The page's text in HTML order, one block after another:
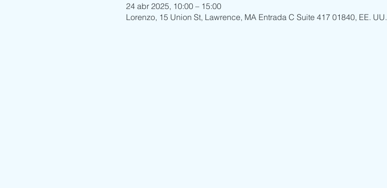
24 abr 2025, 10:00 – 15:00
Lorenzo, 15 Union St, Lawrence, MA Entrada C Suite 417 01840, EE. UU.